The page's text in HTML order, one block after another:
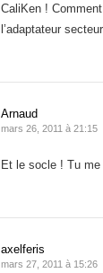
CaliKen !
l’adaptateur
Arnaud
mars 26, 2011 à 21:15
Et le socle ! Tu me
axelferis
mars 27, 2011 à 15:26